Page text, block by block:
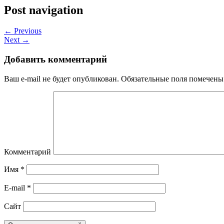
Post navigation
← Previous
Next →
Добавить комментарий
Ваш e-mail не будет опубликован. Обязательные поля
Комментарий
Имя *
E-mail *
Сайт